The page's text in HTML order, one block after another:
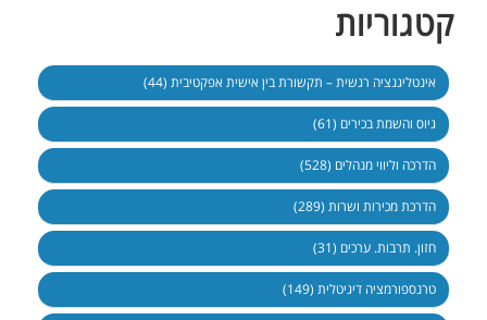
קטגוריות
אינטליגנציה רגשית – תקשורת בין אישית אפקטיבית (44)
גיוס והשמת בכירים (61)
הדרכה וליווי מנהלים (528)
הדרכת מכירות ושרות (289)
חזון. תרבות. ערכים (31)
טרנספורמציה דיגיטלית (149)